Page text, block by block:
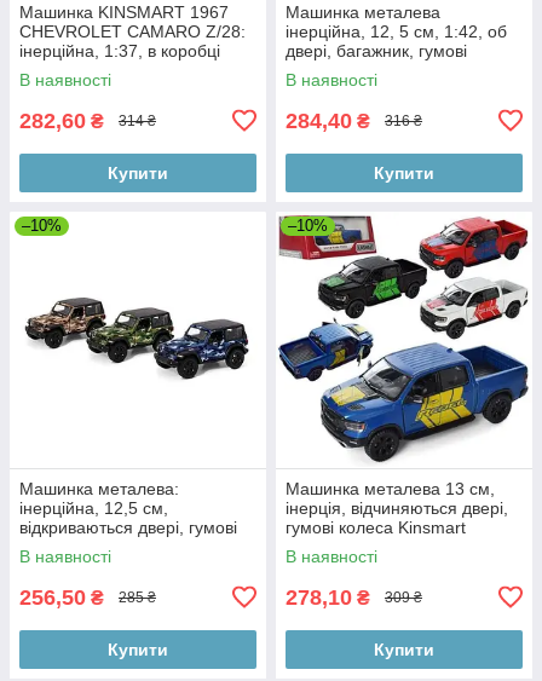
Машинка KINSMART 1967
CHEVROLET CAMARO Z/28:
інерційна, 1:37, в коробці
15,5-8 см
В наявності
282,60 ₴ 314 ₴
Купити
Машинка металева
інерційна, 12, 5 см, 1:42, об
двері, багажник, гумові
колеса в коробці 16-7-8 см
В наявності
284,40 ₴ 316 ₴
Купити
–10%
Машинка металева:
інерційна, 12,5 см,
відкриваються двері, гумові
колеса, в коробці 16-7-8 см
В наявності
256,50 ₴ 285 ₴
Купити
–10%
Машинка металева 13 см,
інерція, відчиняються двері,
гумові колеса Kinsmart
коробка 16-7-8 см
В наявності
278,10 ₴ 309 ₴
Купити